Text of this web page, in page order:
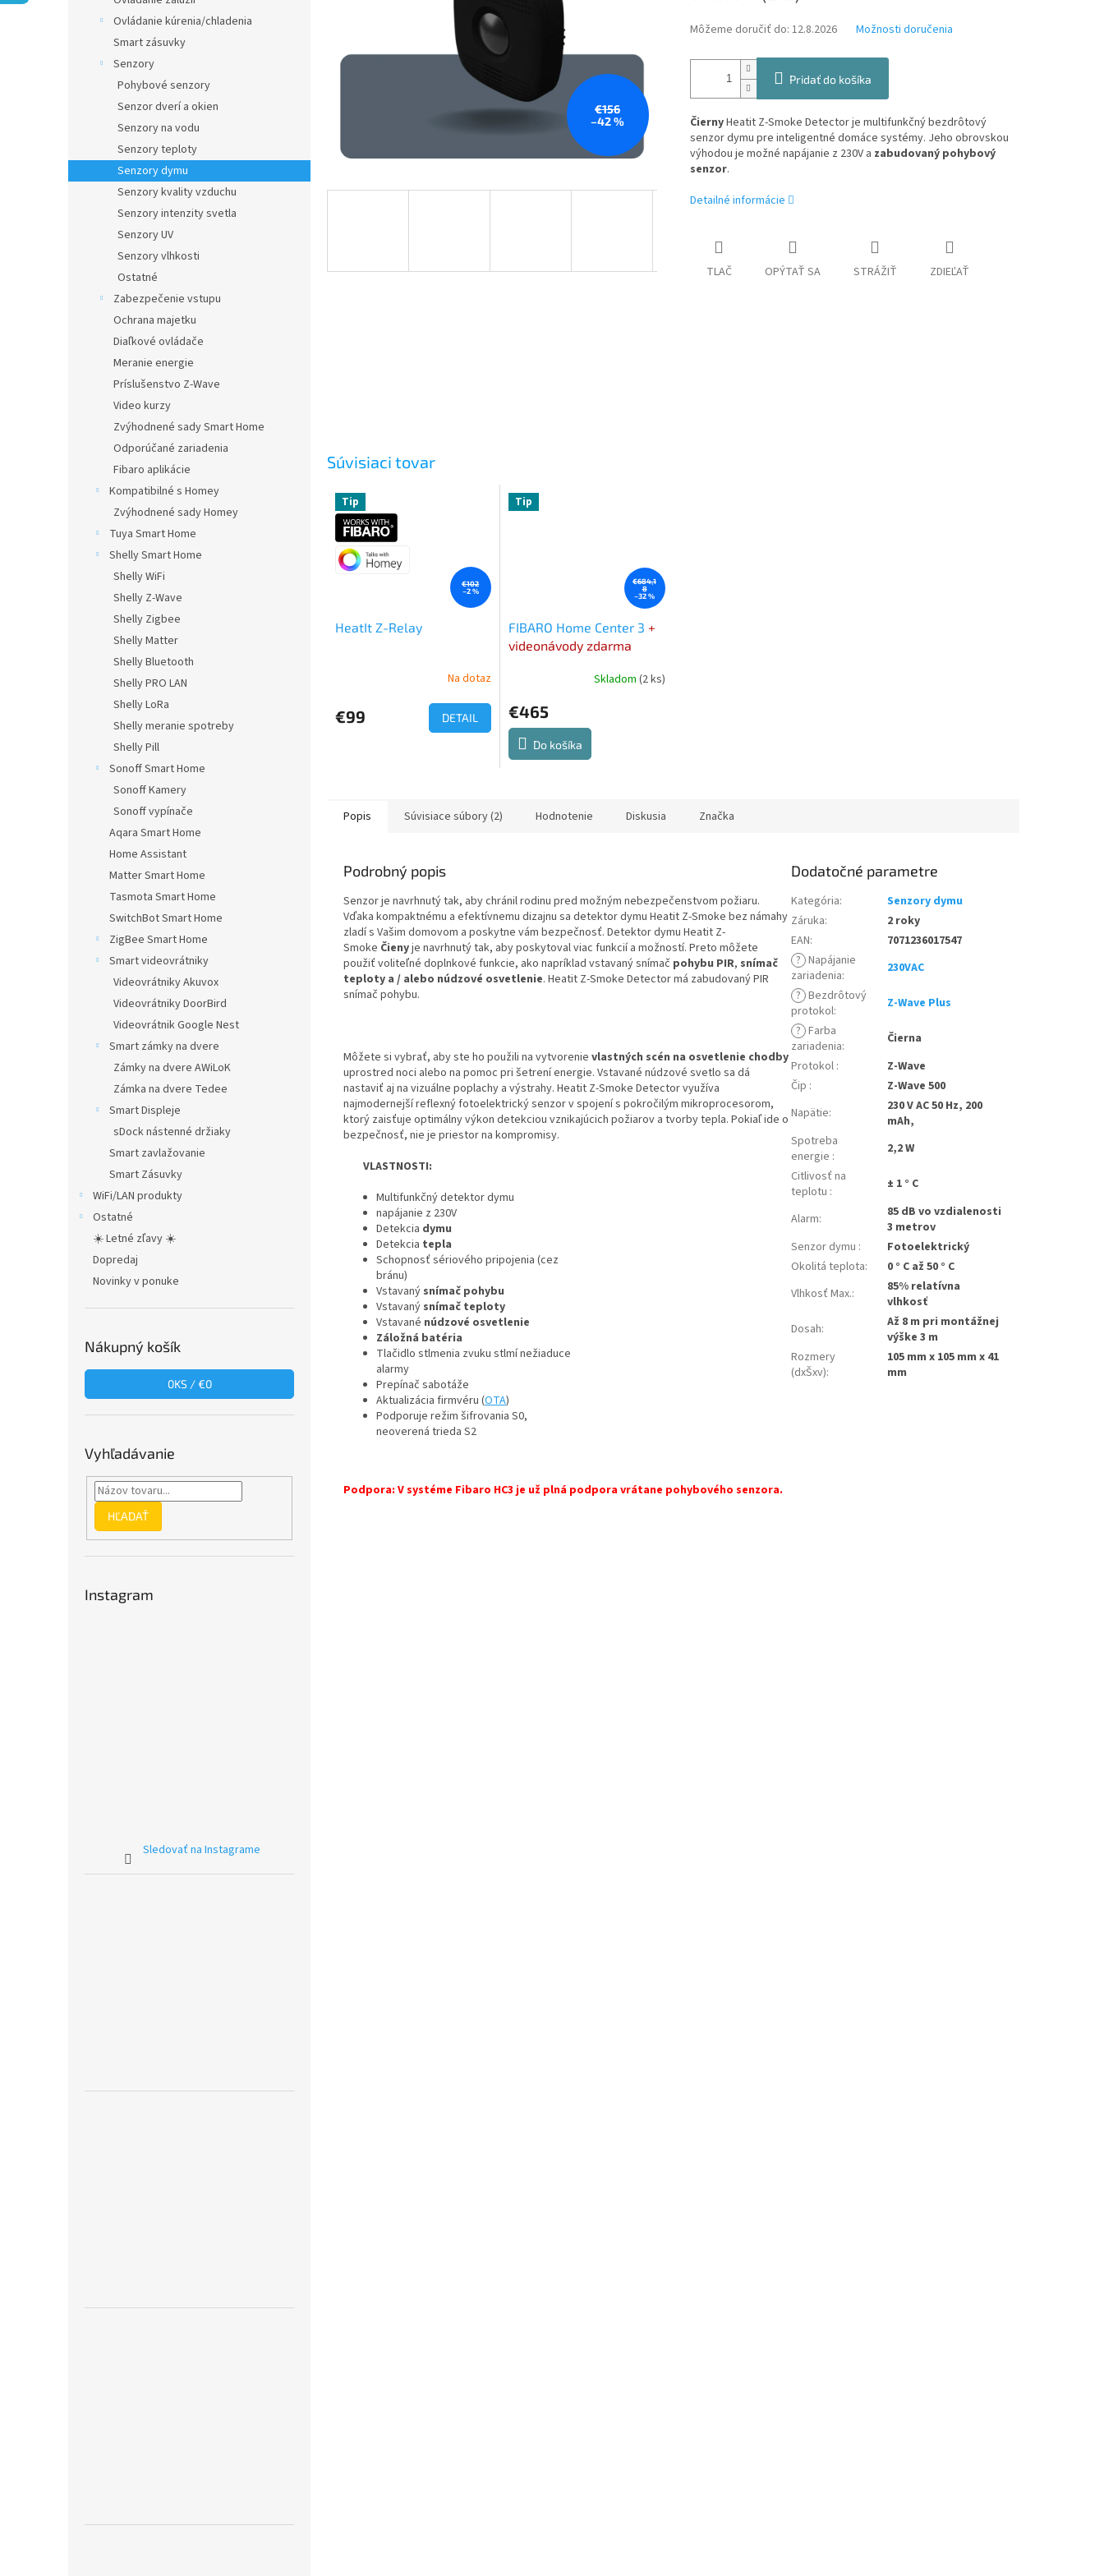
Ovládanie kúrenia/chladenia
Smart zásuvky
Senzory
Pohybové senzory
Senzor dverí a okien
Senzory na vodu
Senzory teploty
Senzory dymu
Senzory kvality vzduchu
Senzory intenzity svetla
Senzory UV
Senzory vlhkosti
Ostatné
Zabezpečenie vstupu
Ochrana majetku
Diaľkové ovládače
Meranie energie
Príslušenstvo Z-Wave
Video kurzy
Zvýhodnené sady Smart Home
Odporúčané zariadenia
Fibaro aplikácie
Kompatibilné s Homey
Zvýhodnené sady Homey
Tuya Smart Home
Shelly Smart Home
Shelly WiFi
Shelly Z-Wave
Shelly Zigbee
Shelly Matter
Shelly Bluetooth
Shelly PRO LAN
Shelly LoRa
Shelly meranie spotreby
Shelly Pill
Sonoff Smart Home
Sonoff Kamery
Sonoff vypínače
Aqara Smart Home
Home Assistant
Matter Smart Home
Tasmota Smart Home
SwitchBot Smart Home
ZigBee Smart Home
Smart videovrátniky
Videovrátniky Akuvox
Videovrátniky DoorBird
Videovrátnik Google Nest
Smart zámky na dvere
Zámky na dvere AWiLoK
Zámka na dvere Tedee
Smart Displeje
sDock nástenné držiaky
Smart zavlažovanie
Smart Zásuvky
WiFi/LAN produkty
Ostatné
☀️ Letné zľavy ☀️
Dopredaj
Novinky v ponuke
Nákupný košík
0KS /€0
Vyhľadávanie
HĽADAŤ
Instagram
Sledovať na Instagrame
€156
–42 %
Môžeme doručiť do: 12.8.2026 Možnosti doručenia
Pridať do košíka
ČiernyHeatit Z-Smoke Detector je multifunkčný bezdrôtový
senzor dymu pre inteligentné domáce systémy. Jeho obrovskou
výhodou je možné napájanie z 230V a zabudovaný pohybový
senzor.
Detailné informácie
TLAČ OPÝTAŤ SA STRÁŽIŤ ZDIEĽAŤ
Súvisiaci tovar
Tip
€102
–2 %
HeatIt Z-Relay
produktu
je
Na dotaz
€99 DETAIL
Tip
€684,1
8
–32 %
FIBARO Home Center 3 +
videonávody zdarma
produktu
je
5,0
z
Skladom (2 ks)
€465
Do košíka
Popis Súvisiace súbory (2) Hodnotenie Diskusia Značka
Podrobný popis
Senzor je navrhnutý tak, aby chránil rodinu pred možným nebezpečenstvom požiaru.
Vďaka kompaktnému a efektívnemu dizajnu sa detektor dymu Heatit Z-Smoke bez námahy
zladí s Vašim domovom a poskytne vám bezpečnosť. Detektor dymu Heatit Z-
Smoke Čienyje navrhnutý tak, aby poskytoval viac funkcií a možností. Preto môžete
použiť voliteľné doplnkové funkcie, ako napríklad vstavaný snímač pohybu PIR, snímač
teploty a / alebo núdzové osvetlenie. Heatit Z-Smoke Detector má zabudovaný PIR
snímač pohybu.
Môžete si vybrať, aby ste ho použili na vytvorenie vlastných scén na osvetlenie chodby
uprostred noci alebo na pomoc pri šetrení energie. Vstavané núdzové svetlo sa dá
nastaviť aj na vizuálne poplachy a výstrahy. Heatit Z-Smoke Detector využíva
najmodernejší reflexný fotoelektrický senzor v spojení s pokročilým mikroprocesorom,
ktorý zaisťuje optimálny výkon detekciou vznikajúcich požiarov a tvorby tepla. Pokiaľ ide o
bezpečnosť, nie je priestor na kompromisy.
VLASTNOSTI:
Multifunkčný detektor dymu
napájanie z 230V
Detekcia dymu
Detekcia tepla
Schopnosť sériového pripojenia (cez
bránu)
Vstavaný snímač pohybu
Vstavaný snímač teploty
Vstavané núdzové osvetlenie
Záložná batéria
Tlačidlo stlmenia zvuku stlmí nežiaduce
alarmy
Prepínač sabotáže
Aktualizácia firmvéru (OTA)
Podporuje režim šifrovania S0,
neoverená trieda S2
Podpora: V systéme Fibaro HC3 je už plná podpora vrátane pohybového senzora.
Dodatočné parametre
Kategória:
Senzory dymu
Záruka:
2 roky
EAN:
7071236017547
? Napájanie
zariadenia:
230VAC
? Bezdrôtový
protokol:
Z-Wave Plus
? Farba
zariadenia:
Čierna
Protokol :
Z-Wave
Čip :
Z-Wave 500
Napätie:
230 V AC 50 Hz, 200
mAh,
Spotreba
energie :
2,2 W
Citlivosť na
teplotu : ± 1 ° C
Alarm:
85 dB vo vzdialenosti
3 metrov
Senzor dymu :
Fotoelektrický
Okolitá teplota:
0 ° C až 50 ° C
Vlhkosť Max.:
85% relatívna
vlhkosť
Dosah:
Až 8 m pri montážnej
výške 3 m
Rozmery
(dxŠxv):
105 mm x 105 mm x 41
mm